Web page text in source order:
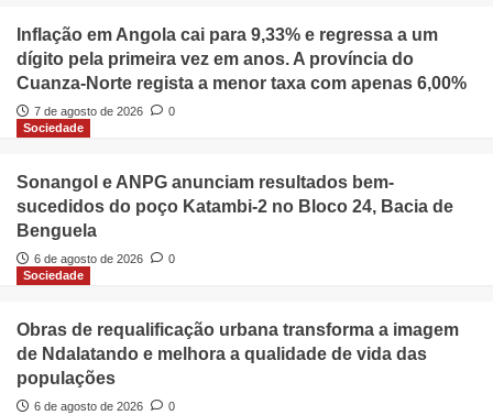
Inflação em Angola cai para 9,33% e regressa a um
dígito pela primeira vez em anos. A província do
Cuanza-Norte regista a menor taxa com apenas 6,00%
7 de agosto de 2026
0
Sociedade
Sonangol e ANPG anunciam resultados bem-
sucedidos do poço Katambi-2 no Bloco 24, Bacia de
Benguela
6 de agosto de 2026
0
Sociedade
Obras de requalificação urbana transforma a imagem
de Ndalatando e melhora a qualidade de vida das
populações
6 de agosto de 2026 0